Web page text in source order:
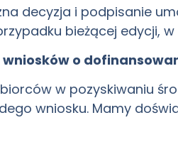
decyzja i podpisanie
bieżącej edycji, w
o
w pozyskiwaniu
wniosku. Mamy